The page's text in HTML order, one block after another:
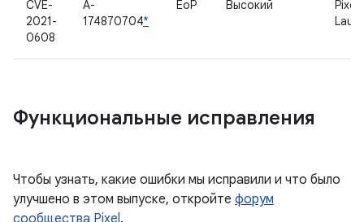
CVE-
2021-
0608
A-
174870704*
EoP Высокий
Pixel
Функциональные исправления
Чтобы узнать, какие ошибки мы исправили и что было
улучшено в этом выпуске, откройте форум
сообщества Pixel.